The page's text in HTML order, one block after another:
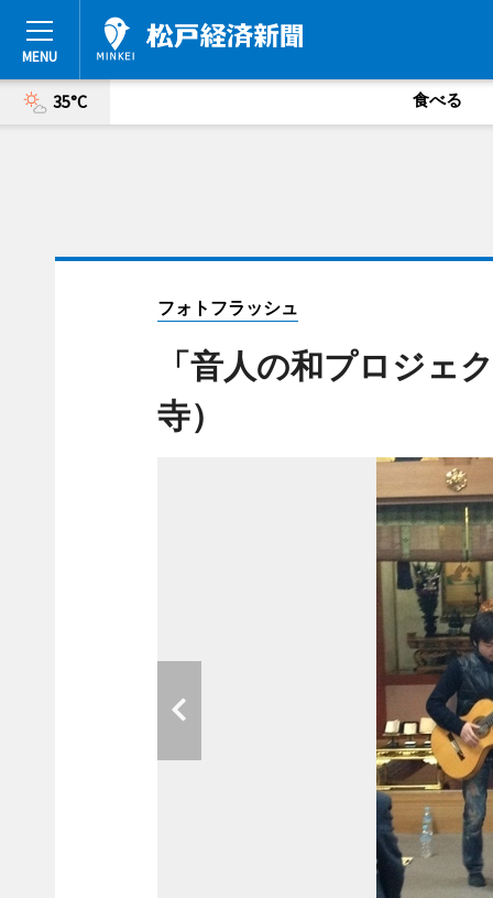
35°C 食べる
フォトフラッシュ
「音人の和プロジェ
寺）